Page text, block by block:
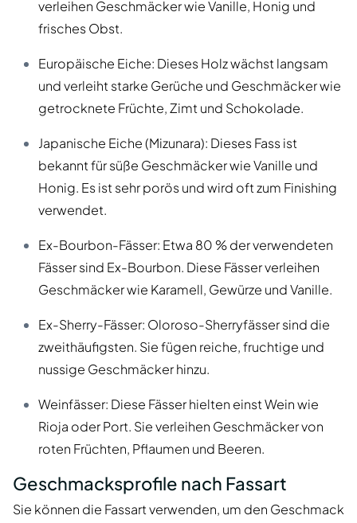
verleihen Geschmäcker wie Vanille, Honig und
frisches Obst.
Europäische Eiche: Dieses Holz wächst langsam
und verleiht starke Gerüche und Geschmäcker wie
getrocknete Früchte, Zimt und Schokolade.
Japanische Eiche (Mizunara): Dieses Fass ist
bekannt für süße Geschmäcker wie Vanille und
Honig. Es ist sehr porös und wird oft zum Finishing
verwendet.
Ex-Bourbon-Fässer: Etwa 80 % der verwendeten
Fässer sind Ex-Bourbon. Diese Fässer verleihen
Geschmäcker wie Karamell, Gewürze und Vanille.
Ex-Sherry-Fässer: Oloroso-Sherryfässer sind die
zweithäufigsten. Sie fügen reiche, fruchtige und
nussige Geschmäcker hinzu.
Weinfässer: Diese Fässer hielten einst Wein wie
Rioja oder Port. Sie verleihen Geschmäcker von
roten Früchten, Pflaumen und Beeren.
Geschmacksprofile nach Fassart
Sie können die Fassart verwenden, um den Geschmack